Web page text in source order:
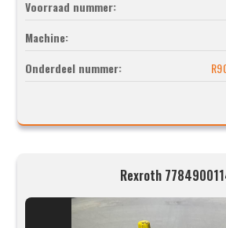
Voorraad nummer:
Machine:
Onderdeel nummer:
Rexroth